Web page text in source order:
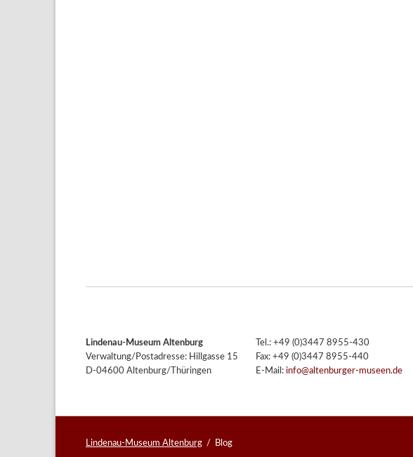
Lindenau-Museum Altenburg
Verwaltung/Postadresse: Hillgasse 15
D-04600 Altenburg/Thüringen
Tel.: +49 (0)3447 8955-430
Fax: +49 (0)3447 8955-440
E-Mail: info@altenburger-museen.de
Lindenau-Museum Altenburg Blog